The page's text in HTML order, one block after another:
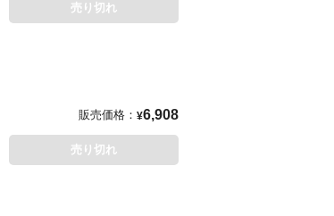
売り切れ
販売価格： ¥6,908
売り切れ